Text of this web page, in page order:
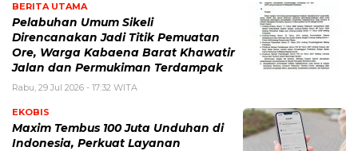
BERITA UTAMA
Pelabuhan Umum Sikeli
Direncanakan Jadi Titik Pemuatan
Ore, Warga Kabaena Barat Khawatir
Jalan dan Permukiman Terdampak
Rabu, 29 Jul 2026 - 17:32 WITA
EKOBIS
Maxim Tembus 100 Juta Unduhan di
Indonesia, Perkuat Layanan